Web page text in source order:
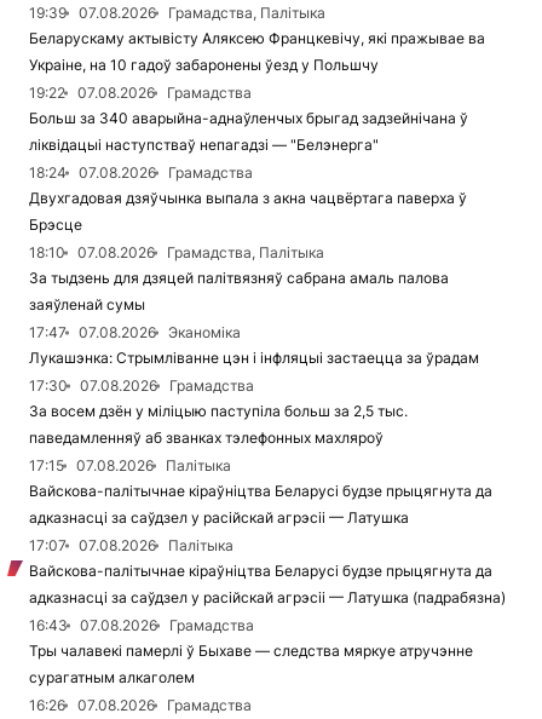
19:39
07.08.2026
Грамадства, Палітыка
Беларускаму актывісту Аляксею Францкевічу, які пражывае ва
Украіне, на 10 гадоў забаронены ўезд у Польшчу
19:22
07.08.2026
Грамадства
Больш за 340 аварыйна-аднаўленчых брыгад задзейнічана ў
ліквідацыі наступстваў непагадзі — "Белэнерга"
18:24
07.08.2026
Грамадства
Двухгадовая дзяўчынка выпала з акна чацвёртага паверха ў
Брэсце
18:10
07.08.2026
Грамадства, Палітыка
За тыдзень для дзяцей палітвязняў сабрана амаль палова
заяўленай сумы
17:47
07.08.2026
Эканоміка
Лукашэнка: Стрымліванне цэн і інфляцыі застаецца за ўрадам
17:30
07.08.2026
Грамадства
За восем дзён у міліцыю паступіла больш за 2,5 тыс.
паведамленняў аб званках тэлефонных махляроў
17:15
07.08.2026
Палітыка
Вайскова-палітычнае кіраўніцтва Беларусі будзе прыцягнута да
адказнасці за саўдзел у расійскай агрэсіі — Латушка
17:07
07.08.2026
Палітыка
Вайскова-палітычнае кіраўніцтва Беларусі будзе прыцягнута да
адказнасці за саўдзел у расійскай агрэсіі — Латушка (падрабязна)
16:43
07.08.2026
Грамадства
Тры чалавекі памерлі ў Быхаве — следства мяркуе атручэнне
сурагатным алкаголем
16:26
07.08.2026
Грамадства